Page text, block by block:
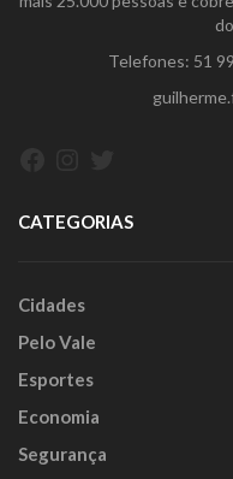
Telefones: 51
CATEGORIAS
Cidades
Pelo Vale
Esportes
Economia
Segurança